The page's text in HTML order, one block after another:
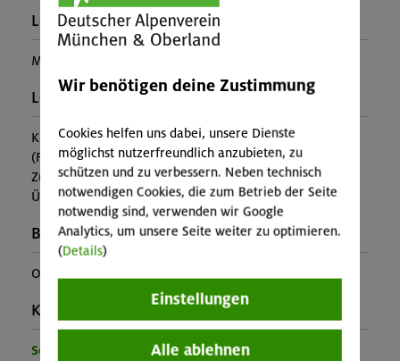
Leiter*in:
Moritz Thon
Leistung:
Kursleitung, Lawinenfibel
(Falls nicht in den Leistungen inbegriffen, fallen
Zusatzkosten für z.B. An- und Abreise, Verpflegung,
Übernachtung oder Skipass an.)
Buchungscode:
OL-25-0629
Kontakt Veranstalter:
Sektion Oberland
Wir benötigen deine Zustimmung
Cookies helfen uns dabei, unsere Dienste
möglichst nutzerfreundlich anzubieten, zu
schützen und zu verbessern. Neben technisch
notwendigen Cookies, die zum Betrieb der Seite
notwendig sind, verwenden wir Google
Analytics, um unsere Seite weiter zu optimieren.
(Details)
Einstellungen
Alle ablehnen